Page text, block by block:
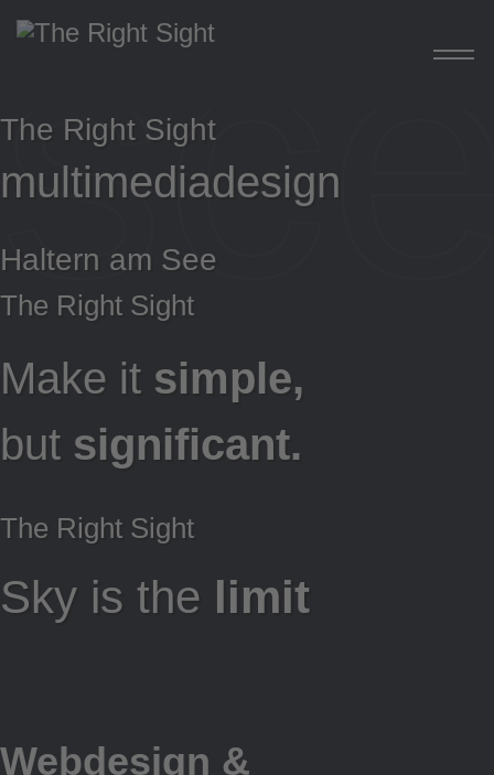
The Right Sight
multimediadesign
Haltern am See
The Right Sight
Make it simple,
but significant.
The Right Sight
Sky is the limit
Webdesign &